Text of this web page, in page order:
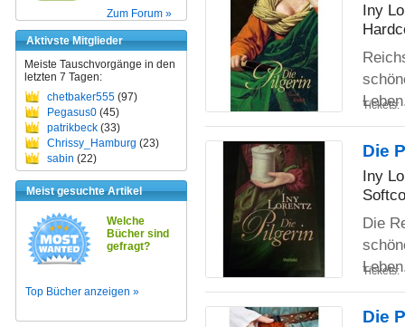
Zum Forum »
Aktivste Mitglieder
Meiste Tauschvorgänge in den
letzten 7 Tagen:
chetbaker555 (97)
Pegasus0 (45)
patrikbeck (33)
Chrissy_Hamburg (23)
sabin (22)
Meist gesuchte Artikel
Welche
Bücher sind
gefragt?
Top Bücher anzeigen »
Iny
Tickets:
Die
Iny
Die
Tickets:
Die